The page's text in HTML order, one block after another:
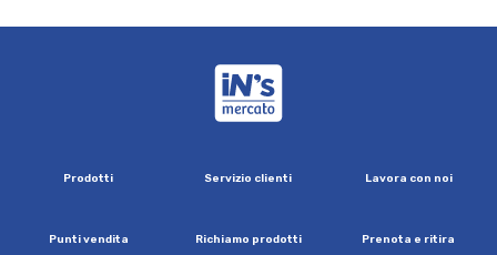
Prodotti Servizio clienti Lavora con noi
Puntivendita Richiamo prodotti Prenota e ritira